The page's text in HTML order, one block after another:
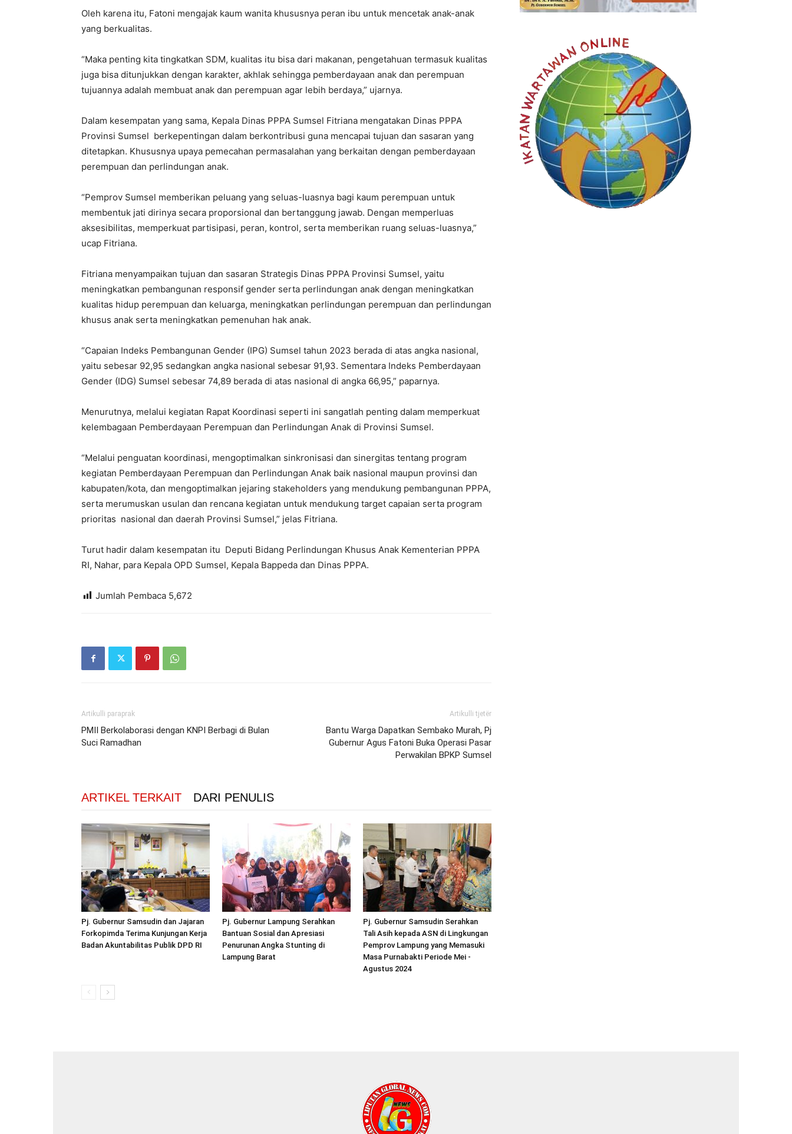
Oleh karena itu, Fatoni mengajak kaum wanita khususnya peran ibu untuk mencetak anak-anak
yang berkualitas.
“Maka penting kita tingkatkan SDM, kualitas itu bisa dari makanan, pengetahuan termasuk kualitas
juga bisa ditunjukkan dengan karakter, akhlak sehingga pemberdayaan anak dan perempuan
tujuannya adalah membuat anak dan perempuan agar lebih berdaya,” ujarnya.
Dalam kesempatan yang sama, Kepala Dinas PPPA Sumsel Fitriana mengatakan Dinas PPPA
Provinsi Sumsel berkepentingan dalam berkontribusi guna mencapai tujuan dan sasaran yang
ditetapkan. Khususnya upaya pemecahan permasalahan yang berkaitan dengan pemberdayaan
perempuan dan perlindungan anak.
“Pemprov Sumsel memberikan peluang yang seluas-luasnya bagi kaum perempuan untuk
membentuk jati dirinya secara proporsional dan bertanggung jawab. Dengan memperluas
aksesibilitas, memperkuat partisipasi, peran, kontrol, serta memberikan ruang seluas-luasnya,”
ucap Fitriana.
Fitriana menyampaikan tujuan dan sasaran Strategis Dinas PPPA Provinsi Sumsel, yaitu
meningkatkan pembangunan responsif gender serta perlindungan anak dengan meningkatkan
kualitas hidup perempuan dan keluarga, meningkatkan perlindungan perempuan dan perlindungan
khusus anak serta meningkatkan pemenuhan hak anak.
“Capaian Indeks Pembangunan Gender (IPG) Sumsel tahun 2023 berada di atas angka nasional,
yaitu sebesar 92,95 sedangkan angka nasional sebesar 91,93. Sementara Indeks Pemberdayaan
Gender (IDG) Sumsel sebesar 74,89 berada di atas nasional di angka 66,95,” paparnya.
Menurutnya, melalui kegiatan Rapat Koordinasi seperti ini sangatlah penting dalam memperkuat
kelembagaan Pemberdayaan Perempuan dan Perlindungan Anak di Provinsi Sumsel.
“Melalui penguatan koordinasi, mengoptimalkan sinkronisasi dan sinergitas tentang program
kegiatan Pemberdayaan Perempuan dan Perlindungan Anak baik nasional maupun provinsi dan
kabupaten/kota, dan mengoptimalkan jejaring stakeholders yang mendukung pembangunan PPPA,
serta merumuskan usulan dan rencana kegiatan untuk mendukung target capaian serta program
prioritas nasional dan daerah Provinsi Sumsel,” jelas Fitriana.
Turut hadir dalam kesempatan itu Deputi Bidang Perlindungan Khusus Anak Kementerian PPPA
RI, Nahar, para Kepala OPD Sumsel, Kepala Bappeda dan Dinas PPPA.
Jumlah Pembaca 5,672
Artikulli paraprak
PMII Berkolaborasi dengan KNPI Berbagi di Bulan
Suci Ramadhan
Artikulli tjetër
Bantu Warga Dapatkan Sembako Murah, Pj
Gubernur Agus Fatoni Buka Operasi Pasar
Perwakilan BPKP Sumsel
ARTIKEL TERKAIT DARI PENULIS
Pj. Gubernur Samsudin dan Jajaran
Forkopimda Terima Kunjungan Kerja
Badan Akuntabilitas Publik DPD RI
Pj. Gubernur Lampung Serahkan
Bantuan Sosial dan Apresiasi
Penurunan Angka Stunting di
Lampung Barat
Pj. Gubernur Samsudin Serahkan
Tali Asih kepada ASN di Lingkungan
Pemprov Lampung yang Memasuki
Masa Purnabakti Periode Mei -
Agustus 2024